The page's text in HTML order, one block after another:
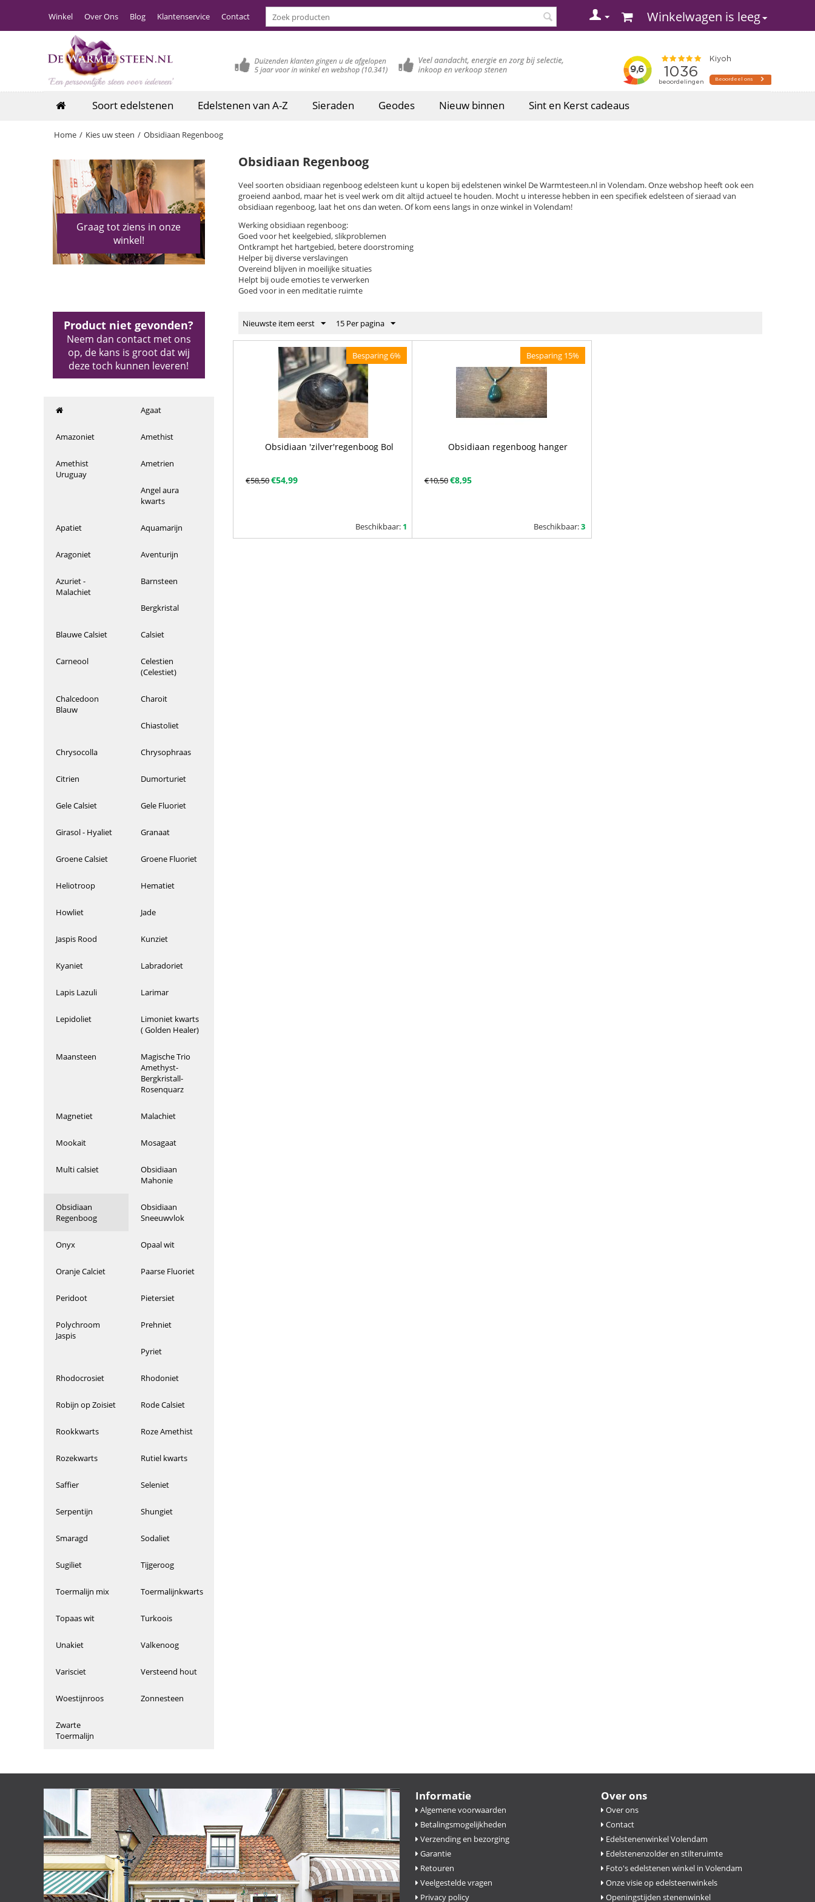
Winkel Over Ons Blog Klantenservice Contact Winkelwagen is leeg
Soort edelstenen Edelstenen van A-Z Sieraden Geodes Nieuw binnen Sint en Kerst cadeaus
Home / Kies uw steen / Obsidiaan Regenboog
Graag tot ziens in onze
winkel!
Product niet gevonden?
Neem dan contact met ons
op, de kans is groot dat wij
deze toch kunnen leveren!
Agaat
Amazoniet Amethist
Amethist
Uruguay
Ametrien
Angel aura
kwarts
Apatiet Aquamarijn
Aragoniet Aventurijn
Azuriet -
Malachiet
Barnsteen
Bergkristal
Blauwe Calsiet Calsiet
Carneool
Celestien
(Celestiet)
Chalcedoon
Blauw
Charoit
Chiastoliet
Chrysocolla Chrysophraas
Citrien Dumorturiet
Gele Calsiet Gele Fluoriet
Girasol - Hyaliet Granaat
Groene Calsiet Groene Fluoriet
Heliotroop Hematiet
Howliet Jade
Jaspis Rood Kunziet
Kyaniet Labradoriet
Lapis Lazuli Larimar
Lepidoliet
Limoniet kwarts
( Golden Healer)
Maansteen
Magische Trio
Amethyst-
Bergkristall-
Rosenquarz
Magnetiet Malachiet
Mookait Mosagaat
Multi calsiet
Obsidiaan
Mahonie
Obsidiaan
Regenboog
Obsidiaan
Sneeuwvlok
Onyx Opaal wit
Oranje Calciet Paarse Fluoriet
Peridoot Pietersiet
Polychroom
Jaspis
Prehniet
Pyriet
Rhodocrosiet Rhodoniet
Robijn op Zoisiet Rode Calsiet
Rookkwarts Roze Amethist
Rozekwarts Rutiel kwarts
Saffier Seleniet
Serpentijn Shungiet
Smaragd Sodaliet
Sugiliet Tijgeroog
Toermalijn mix Toermalijnkwarts
Topaas wit Turkoois
Unakiet Valkenoog
Varisciet Versteend hout
Woestijnroos Zonnesteen
Zwarte
Toermalijn
Obsidiaan Regenboog
Veel soorten obsidiaan regenboog edelsteen kunt u kopen bij edelstenen winkel De Warmtesteen.nl in Volendam. Onze webshop heeft ook een
groeiend aanbod, maar het is veel werk om dit altijd actueel te houden. Mocht u interesse hebben in een specifiek edelsteen of sieraad van
obsidiaan regenboog, laat het ons dan weten. Of kom eens langs in onze winkel in Volendam!
Werking obsidiaan regenboog:
Goed voor het keelgebied, slikproblemen
Ontkrampt het hartgebied, betere doorstroming
Helper bij diverse verslavingen
Overeind blijven in moeilijke situaties
Helpt bij oude emoties te verwerken
Goed voor in een meditatie ruimte
Nieuwste item eerst 15 Per pagina
Besparing 6%
Obsidiaan 'zilver'regenboog Bol
€58,50€54,99
Beschikbaar: 1
Besparing 15%
Obsidiaan regenboog hanger
€10,50€8,95
Beschikbaar:3
Informatie
Algemene voorwaarden
Betalingsmogelijkheden
Verzending en bezorging
Garantie
Retouren
Veelgestelde vragen
Privacy policy
Over ons
Over ons
Contact
Edelstenenwinkel Volendam
Edelstenenzolder en stilteruimte
Foto's edelstenen winkel in Volendam
Onze visie op edelsteenwinkels
Openingstijden stenenwinkel